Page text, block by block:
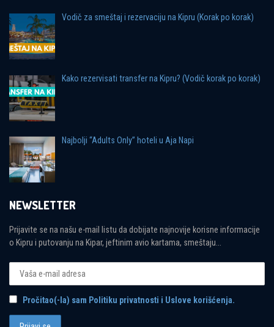
Vodič za smeštaj i rezervaciju na Kipru (Korak po korak)
Kako rezervisati transfer na Kipru? (Vodič korak po korak)
Najbolji “Adults Only” hoteli u Aja Napi
NEWSLETTER
Prijavite se na našu e-mail listu da dobijate najnovije korisne informacije
o Kipru i putovanju na Kipar, jeftinim avio kartama, smeštaju...
Pročitao(-la) sam Politiku privatnosti i Uslove korišćenja.